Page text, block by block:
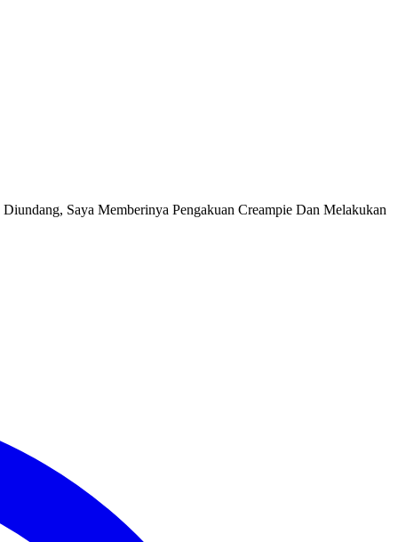
Saya Memberinya Pengakuan Creampie Dan Melakukan